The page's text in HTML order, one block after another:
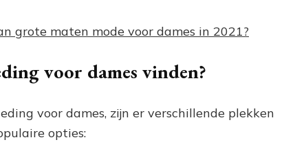
grote maten mode voor dames in 2021?
voor dames vinden?
voor dames, zijn er verschillende plekken
opties: